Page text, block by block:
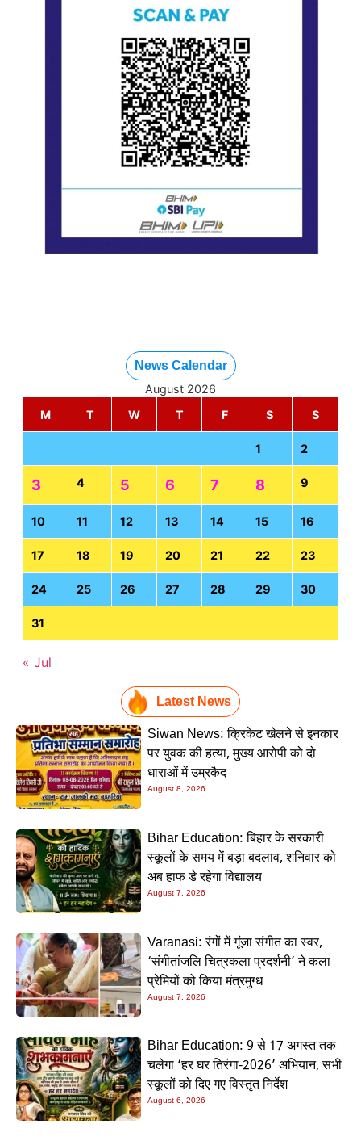
News Calendar
August 2026
M
T W T F S S
1 2
3 4 5 6 7 8 9
10 11 12 13 14 15 16
17 18 19 20 21 22 23
24 25 26 27 28 29 30
31
« Jul
Latest News
Siwan News: क्रिकेट खेलने से इनकार
पर युवक की हत्या, मुख्य आरोपी को दो
धाराओं में उम्रकैद
August 8, 2026
Bihar Education: बिहार के सरकारी
स्कूलों के समय में बड़ा बदलाव, शनिवार को
अब हाफ डे रहेगा विद्यालय
August 7, 2026
Varanasi: रंगों में गूंजा संगीत का स्वर,
‘संगीतांजलि चित्रकला प्रदर्शनी’ ने कला
प्रेमियों को किया मंत्रमुग्ध
August 7, 2026
Bihar Education: 9 से 17 अगस्त तक
चलेगा ‘हर घर तिरंगा-2026’ अभियान, सभी
स्कूलों को दिए गए विस्तृत निर्देश
August 6, 2026